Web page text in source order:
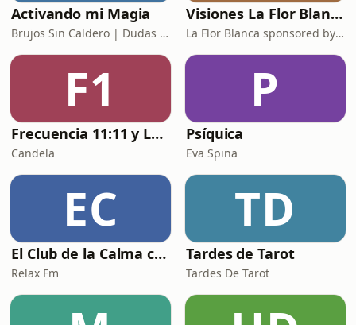
Activando mi Magia
Brujos Sin Caldero | Dudas Media
Visiones La Flor Blanca
La Flor Blanca sponsored by Ëlabba DIGITAL
F1
Frecuencia 11:11 y Las Leyes del universo✨
Candela
P
Psíquica
Eva Spina
EC
El Club de la Calma con Beatriz Comes
Relax Fm
TD
Tardes de Tarot
Tardes De Tarot